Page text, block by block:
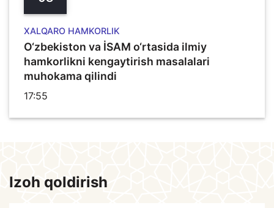
XALQARO HAMKORLIK
O‘zbekiston va İSAM o‘rtasida ilmiy
hamkorlikni kengaytirish masalalari
muhokama qilindi
17:55
Izoh qoldirish